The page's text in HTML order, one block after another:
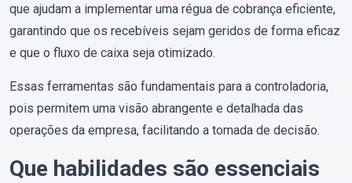
que ajudam a implementar uma régua de cobrança eficiente,
garantindo que os recebíveis sejam geridos de forma eficaz
e que o fluxo de caixa seja otimizado.
Essas ferramentas são fundamentais para a controladoria,
pois permitem uma visão abrangente e detalhada das
operações da empresa, facilitando a tomada de decisão.
Que habilidades são essenciais